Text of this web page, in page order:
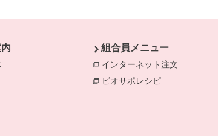
組合員メニュー
インターネット注文 別のウィ
ビオサポレシピ